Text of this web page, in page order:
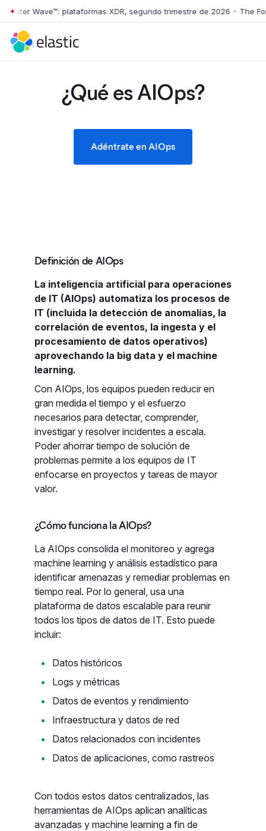
Skip to main content
Wave™: plataformas XDR, segundo trimestre de 2026 • The
¿Qué es AIOps?
Adéntrate en AIOps
Definición de AIOps
La inteligencia artificial para operaciones
de IT (AIOps) automatiza los procesos de
IT (incluida la detección de anomalías, la
correlación de eventos, la ingesta y el
procesamiento de datos operativos)
aprovechando la big data y el machine
learning.
Con AIOps, los equipos pueden reducir en
gran medida el tiempo y el esfuerzo
necesarios para detectar, comprender,
investigar y resolver incidentes a escala.
Poder ahorrar tiempo de solución de
problemas permite a los equipos de IT
enfocarse en proyectos y tareas de mayor
valor.
¿Cómo funciona la AIOps?
La AIOps consolida el monitoreo y agrega
machine learning y análisis estadístico para
identificar amenazas y remediar problemas en
tiempo real. Por lo general, usa una
plataforma de datos escalable para reunir
todos los tipos de datos de IT. Esto puede
incluir:
Datos históricos
Logs y métricas
Datos de eventos y rendimiento
Infraestructura y datos de red
Datos relacionados con incidentes
Datos de aplicaciones, como rastreos
Con todos estos datos centralizados, las
herramientas de AIOps aplican analíticas
avanzadas y machine learning a fin de